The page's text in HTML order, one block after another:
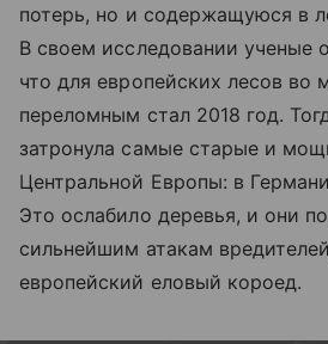
потерь, но и содержащуюся в
В своем исследовании ученые
что для европейских лесов во
переломным стал 2018 год.
затронула самые старые и
Центральной Европы: в
Это ослабило деревья, и они
сильнейшим атакам
европейский еловый короед.